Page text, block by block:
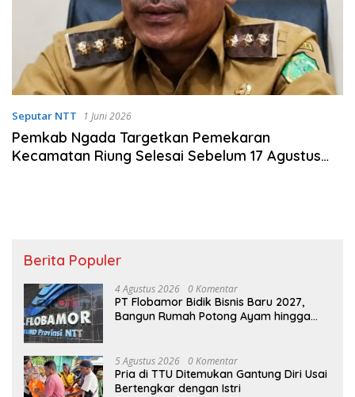
Seputar NTT 1 Juni 2026
Pemkab Ngada Targetkan Pemekaran
Kecamatan Riung Selesai Sebelum 17 Agustus
Berita Populer
4 Agustus 2026 0 Komentar
PT Flobamor Bidik Bisnis Baru 2027,
Bangun Rumah Potong Ayam hingga
5 Agustus 2026 0 Komentar
Pria di TTU Ditemukan Gantung Diri Usai
Bertengkar dengan Istri